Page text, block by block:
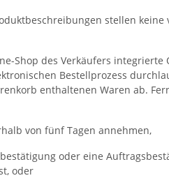
stellen
Shop des Verkäufers
Bestellprozess
enthaltenen Waren ab.
von fünf Tagen annehmen,
oder eine
oder